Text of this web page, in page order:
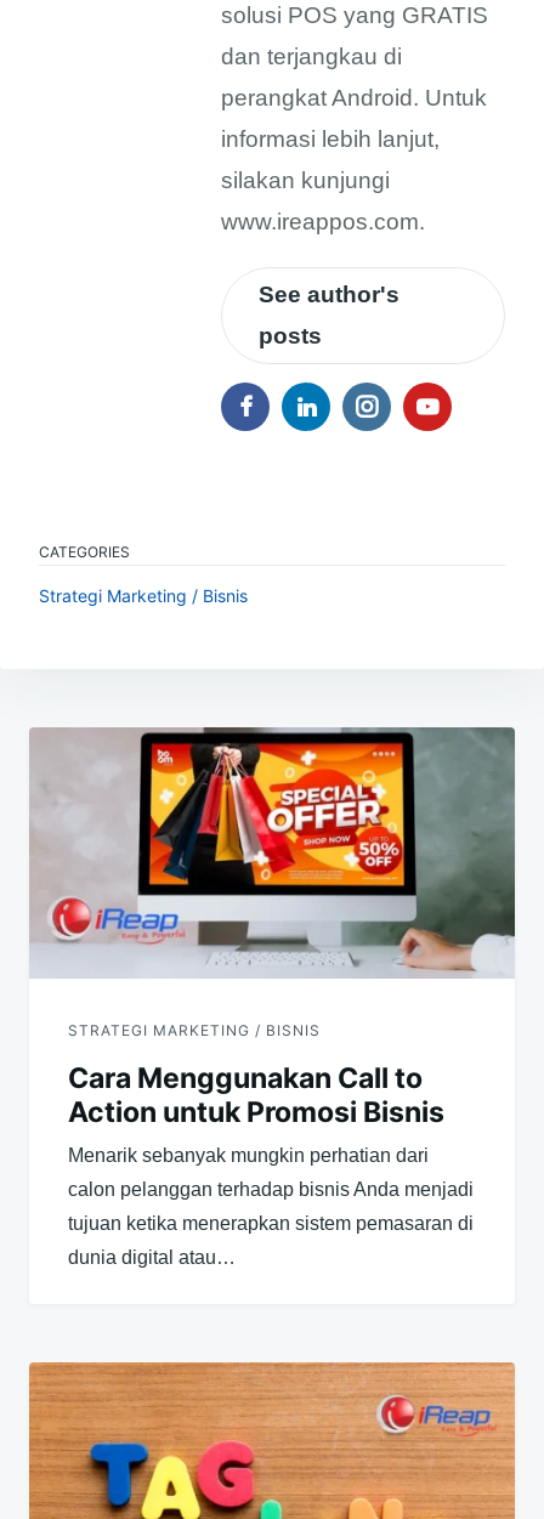
solusi POS yang GRATIS
dan terjangkau di
perangkat Android. Untuk
informasi lebih lanjut,
silakan kunjungi
www.ireappos.com.
See author's
posts
CATEGORIES
Strategi Marketing / Bisnis
STRATEGI MARKETING / BISNIS
Cara Menggunakan Call to
Action untuk Promosi Bisnis
Menarik sebanyak mungkin perhatian dari
calon pelanggan terhadap bisnis Anda menjadi
tujuan ketika menerapkan sistem pemasaran di
dunia digital atau…